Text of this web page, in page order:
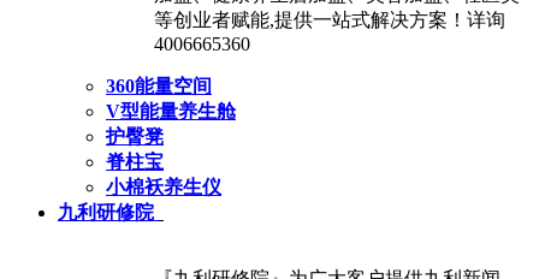
等创业者赋能,提供一站式解决方案！详询
4006665360
360能量空间
V型能量养生舱
护臀凳
脊柱宝
小棉袄养生仪
九利研修院